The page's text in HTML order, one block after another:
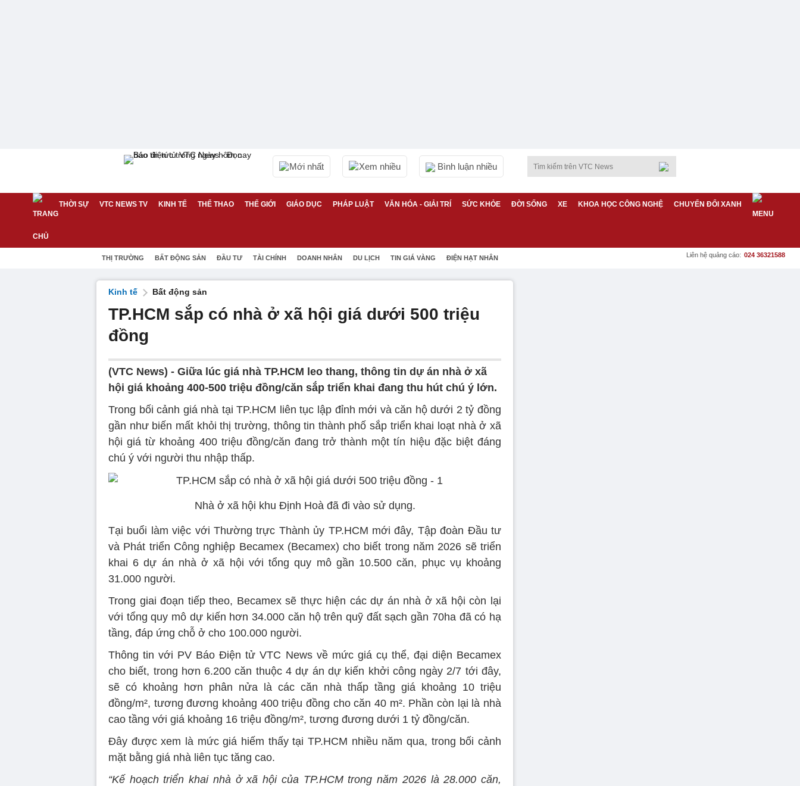
Mới nhất Xem nhiều Bình luận nhiều
THỜI SỰ VTC NEWS TV KINH TẾ THỂ THAO THẾ GIỚI GIÁO DỤC PHÁP LUẬT VĂN HÓA - GIẢI TRÍ SỨC KHỎE ĐỜI SỐNG XE KHOA HỌC CÔNG NGHỆ CHUYỂN ĐỔI XANH
THỊ TRƯỜNG BẤT ĐỘNG SẢN ĐẦU TƯ TÀI CHÍNH DOANH NHÂN DU LỊCH TIN GIÁ VÀNG ĐIỆN HẠT NHÂN Liên hệ quảng cáo: 024 36321588
Kinh tế Bất động sản
TP.HCM sắp có nhà ở xã hội giá dưới 500 triệu
đồng
(VTC News) - Giữa lúc giá nhà TP.HCM leo thang, thông tin dự án nhà ở xã
hội giá khoảng 400-500 triệu đồng/căn sắp triển khai đang thu hút chú ý lớn.
Trong bối cảnh giá nhà tại TP.HCM liên tục lập đỉnh mới và căn hộ dưới 2 tỷ đồng
gần như biến mất khỏi thị trường, thông tin thành phố sắp triển khai loạt nhà ở xã
hội giá từ khoảng 400 triệu đồng/căn đang trở thành một tín hiệu đặc biệt đáng
chú ý với người thu nhập thấp.
Nhà ở xã hội khu Định Hoà đã đi vào sử dụng.
Tại buổi làm việc với Thường trực Thành ủy TP.HCM mới đây, Tập đoàn Đầu tư
và Phát triển Công nghiệp Becamex (Becamex) cho biết trong năm 2026 sẽ triển
khai 6 dự án nhà ở xã hội với tổng quy mô gần 10.500 căn, phục vụ khoảng
31.000 người.
Trong giai đoạn tiếp theo, Becamex sẽ thực hiện các dự án nhà ở xã hội còn lại
với tổng quy mô dự kiến hơn 34.000 căn hộ trên quỹ đất sạch gần 70ha đã có hạ
tầng, đáp ứng chỗ ở cho 100.000 người.
Thông tin với PV Báo Điện tử VTC News về mức giá cụ thể, đại diện Becamex
cho biết, trong hơn 6.200 căn thuộc 4 dự án dự kiến khởi công ngày 2/7 tới đây,
sẽ có khoảng hơn phân nửa là các căn nhà thấp tầng giá khoảng 10 triệu
đồng/m², tương đương khoảng 400 triệu đồng cho căn 40 m². Phần còn lại là nhà
cao tầng với giá khoảng 16 triệu đồng/m², tương đương dưới 1 tỷ đồng/căn.
Đây được xem là mức giá hiếm thấy tại TP.HCM nhiều năm qua, trong bối cảnh
mặt bằng giá nhà liên tục tăng cao.
“Kế hoạch triển khai nhà ở xã hội của TP.HCM trong năm 2026 là 28.000 căn,